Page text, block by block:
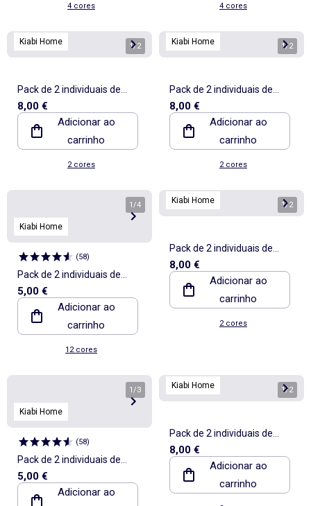
4 cores 4 cores
Kiabi Home 1/2
Pack de 2 individuais de
mesa
8,00 €
Adicionar ao
carrinho
2 cores
Kiabi Home 1/2
Pack de 2 individuais de
mesa
8,00 €
Adicionar ao
carrinho
2 cores
Kiabi Home
1 /4
(58)
Pack de 2 individuais de
mesa/guardanapos lisos 2
em 1 32 x 40 cm - Kiabi
Home
5,00 €
Adicionar ao
carrinho
12 cores
Kiabi Home 1/2
Pack de 2 individuais de
mesa estampados
8,00 €
Adicionar ao
carrinho
2 cores
Kiabi Home
1 /3
(58)
Pack de 2 individuais de
mesa/guardanapos lisos 2
em 1 32 x 40 cm - Kiabi
5,00 €
Adicionar ao
Kiabi Home 1/2
Pack de 2 individuais de
mesa estampados
8,00 €
Adicionar ao
carrinho